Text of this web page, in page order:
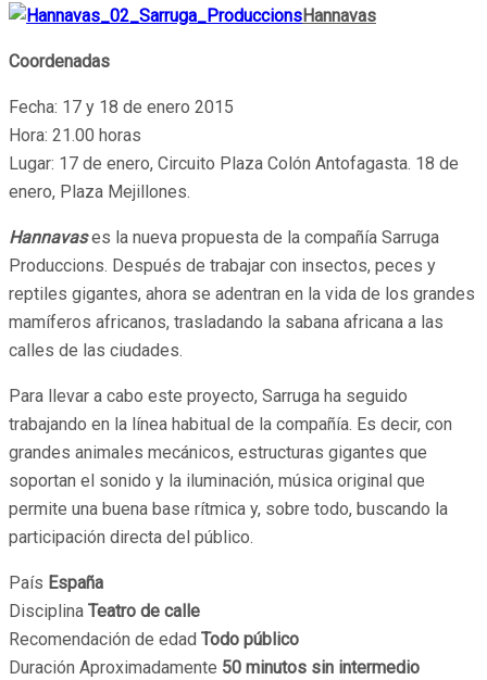
Hannavas
Coordenadas
Fecha: 17 y 18 de enero 2015
Hora: 21.00 horas
Lugar: 17 de enero, Circuito Plaza Colón Antofagasta. 18 de
enero, Plaza Mejillones.
Hannavases la nueva propuesta de la compañía Sarruga
Produccions. Después de trabajar con insectos, peces y
reptiles gigantes, ahora se adentran en la vida de los grandes
mamíferos africanos, trasladando la sabana africana a las
calles de las ciudades.
Para llevar a cabo este proyecto, Sarruga ha seguido
trabajando en la línea habitual de la compañía. Es decir, con
grandes animales mecánicos, estructuras gigantes que
soportan el sonido y la iluminación, música original que
permite una buena base rítmica y, sobre todo, buscando la
participación directa del público.
País España
Disciplina Teatro de calle
Recomendación de edad Todo público
Duración Aproximadamente 50 minutos sin intermedio